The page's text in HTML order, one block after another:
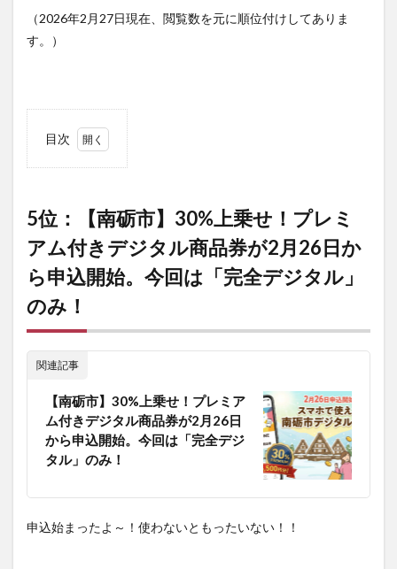
（2026年2月27日現在、閲覧数を元に順位付けしてありま
す。）
目次
【南
砺
市】
30%
上乗
せ！
プレ
きデ
ジタ
品券
が2
月
26
日か
込開
今回
5位：【南砺市】30%上乗せ！プレミ
アム付きデジタル商品券が2月26日か
ら申込開始。今回は「完全デジタル」
のみ！
関連記事
【南砺市】30%上乗せ！プレミア
ム付きデジタル商品券が2月26日
から申込開始。今回は「完全デジ
タル」のみ！
申込始まったよ～！使わないともったいない！！